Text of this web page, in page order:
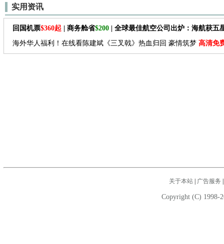
实用资讯
回国机票$360起 | 商务舱省$200 | 全球最佳航空公司出炉：海航获五
海外华人福利！在线看陈建斌《三叉戟》热血归回 豪情筑梦 高清免
关于本站| 广告服务
Copyright (C) 1998-